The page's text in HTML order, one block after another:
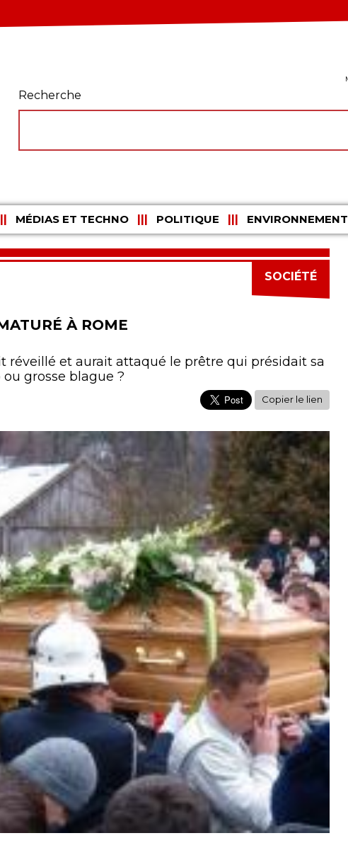
Recherche
MÉDIAS ET TECHNO POLITIQUE ENVIRONNEMENT
SOCIÉTÉ
À ROME
réveillé et aurait attaqué le prêtre qui présidait sa
grosse blague ?
Copier le lien